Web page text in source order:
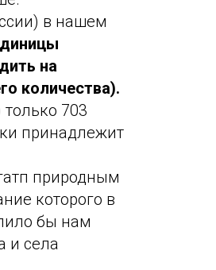
в нашем
на
количества).
703
принадлежит
природным
которого в
бы нам
и села